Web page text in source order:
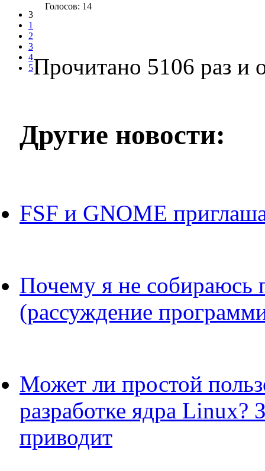
3
1
2
3
4
5
Голосов: 14
Прочитано 5106 раз и
Другие новости:
FSF и GNOME
Почему я не собираюсь
(рассуждение
Может ли простой
разработке ядра Linux?
приводит